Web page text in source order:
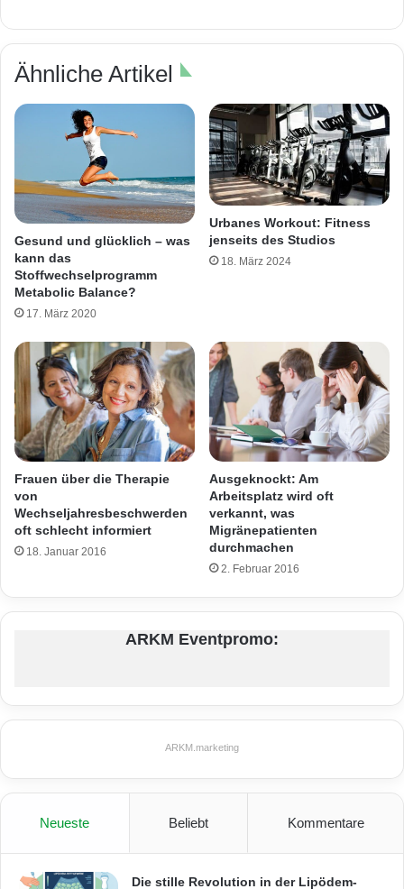
Ähnliche Artikel
Gesund und glücklich – was
kann das
Stoffwechselprogramm
Metabolic Balance?
17. März 2020
Urbanes Workout: Fitness
jenseits des Studios
18. März 2024
Frauen über die Therapie
von
Wechseljahresbeschwerden
oft schlecht informiert
18. Januar 2016
Ausgeknockt: Am
Arbeitsplatz wird oft
verkannt, was
Migränepatienten
durchmachen
2. Februar 2016
ARKM Eventpromo:
ARKM.marketing
Neueste Beliebt Kommentare
Die stille Revolution in der Lipödem-